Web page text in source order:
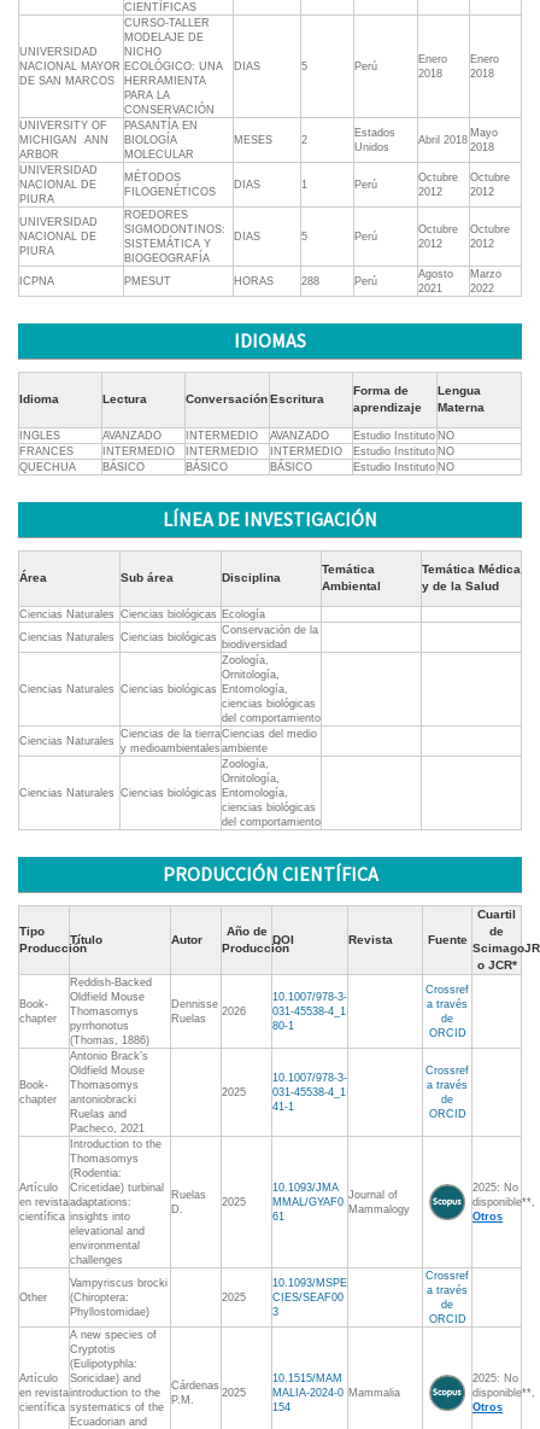
CIENTÍFICAS
UNIVERSIDAD
NACIONAL MAYOR
DE SAN MARCOS
CURSO-TALLER
MODELAJE DE
NICHO
ECOLÓGICO: UNA
HERRAMIENTA
PARA LA
CONSERVACIÓN
DIAS 5 Perú
Enero
2018
Enero
2018
UNIVERSITY OF
MICHIGAN  ANN
ARBOR
PASANTÍA EN
BIOLOGÍA
MOLECULAR
MESES 2
Estados
Unidos
Abril 2018
Mayo
2018
UNIVERSIDAD
NACIONAL DE
PIURA
MÉTODOS
FILOGENÉTICOS
DIAS 1 Perú
Octubre
2012
Octubre
2012
UNIVERSIDAD
NACIONAL DE
PIURA
ROEDORES
SIGMODONTINOS:
SISTEMÁTICA Y
BIOGEOGRAFÍA
DIAS 5 Perú
Octubre
2012
Octubre
2012
ICPNA PMESUT HORAS 288 Perú
Agosto
2021
Marzo
2022
IDIOMAS
Idioma Lectura ConversaciónEscritura
Forma de
aprendizaje
Lengua
Materna
INGLES AVANZADO INTERMEDIO AVANZADO Estudio Instituto NO
FRANCES
INTERMEDIO INTERMEDIO INTERMEDIO Estudio Instituto NO
QUECHUA
BÁSICO BÁSICO BÁSICO Estudio Instituto NO
LÍNEA DE INVESTIGACIÓN
Área Sub área Disciplina
Temática
Ambiental
Temática Médica
y de la Salud
Ciencias Naturales Ciencias biológicas Ecología
Ciencias Naturales Ciencias biológicas
Conservación de la
biodiversidad
Ciencias Naturales Ciencias biológicas
Zoología,
Ornitología,
Entomología,
ciencias biológicas
del comportamiento
Ciencias Naturales
Ciencias de la tierra
y medioambientales
Ciencias del medio
ambiente
Ciencias Naturales Ciencias biológicas
Zoología,
Ornitología,
Entomología,
ciencias biológicas
del comportamiento
PRODUCCIÓN CIENTÍFICA
Tipo
Producción
Título Autor
Año de
Producción
DOI Revista Fuente
Cuartil
de
ScimagoJR
o JCR*
Book-
chapter
Reddish-Backed
Oldfield Mouse
Thomasomys
pyrrhonotus
(Thomas, 1886)
Dennisse
Ruelas
2026
10.1007/978-3-
031-45538-4_1
80-1
Crossref
a través
de
ORCID
Book-
chapter
Antonio Brack’s
Oldfield Mouse
Thomasomys
antoniobracki
Ruelas and
Pacheco, 2021
2025
10.1007/978-3-
031-45538-4_1
41-1
Crossref
a través
de
ORCID
Artículo
en revista
científica
Introduction to the
Thomasomys
(Rodentia:
Cricetidae) turbinal
adaptations:
insights into
elevational and
environmental
challenges
Ruelas
D.
2025
10.1093/JMA
MMAL/GYAF0
61
Journal of
Mammalogy
2025: No
disponible**,
Otros
Other
Vampyriscus brocki
(Chiroptera:
Phyllostomidae)
2025
10.1093/MSPE
CIES/SEAF00
3
Crossref
a través
de
ORCID
Artículo
en revista
científica
A new species of
Cryptotis
(Eulipotyphla:
Soricidae) and
introduction to the
systematics of the
Ecuadorian and
Cárdenas
P.M.
2025
10.1515/MAM
MALIA-2024-0
154
Mammalia
2025: No
disponible**,
Otros